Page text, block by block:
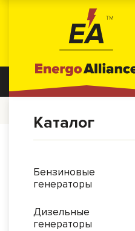
Каталог
Бензиновые
генераторы
Дизельные
генераторы